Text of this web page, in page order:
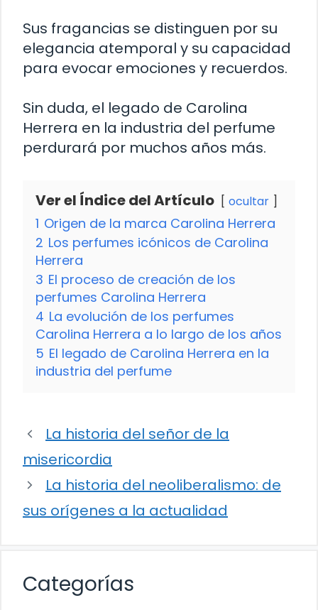
Sus fragancias se distinguen por su
elegancia atemporal y su capacidad
para evocar emociones y recuerdos.
Sin duda, el legado de Carolina
Herrera en la industria del perfume
perdurará por muchos años más.
Ver el Índice del Artículo ocultar
1 Origen de la marca Carolina Herrera
2 Los perfumes icónicos de Carolina
Herrera
3 El proceso de creación de los
perfumes Carolina Herrera
4 La evolución de los perfumes
Carolina Herrera a lo largo de los años
5 El legado de Carolina Herrera en la
industria del perfume
La historia del señor de la
misericordia
La historia del neoliberalismo: de
sus orígenes a la actualidad
Categorías